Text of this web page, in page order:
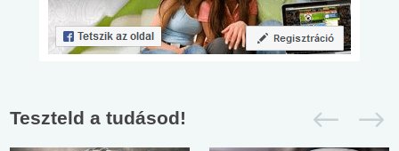
Teszteld a tudásod!